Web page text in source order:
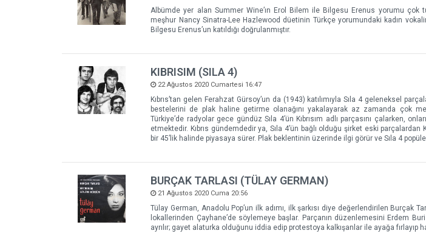
Albümde yer alan Summer Wine’ın Erol Bilem ile Bilgesu Erenus yorumu çok
meşhur Nancy Sinatra-Lee Hazlewood düetinin Türkçe yorumundaki kadın
Bilgesu Erenus’un katıldığı doğrulanmıştır.
KIBRISIM (SILA 4)
22 Ağustos 2020 Cumartesi 16:47
Kıbrıs’tan gelen Ferahzat Gürsoy’un da (1943) katılımıyla Sıla 4 geleneksel
bestelerini de plak haline getirme olanağını yakalayarak az zamanda çok
Türkiye’de radyolar gece gündüz Sıla 4’ün Kıbrısım adlı parçasını çalarken,
etmektedir. Kıbrıs gündemdedir ya, Sıla 4’ün bağlı olduğu şirket eski parçalardan
bir 45’lik halinde piyasaya sürer. Plak beklentinin üzerinde ilgi görür ve Sıla 4
BURÇAK TARLASI (TÜLAY GERMAN)
21 Ağustos 2020 Cuma 20:56
Tülay German, Anadolu Pop’un ilk adımı, ilk şarkısı diye değerlendirilen Burçak
lokallerinden Çayhane’de söylemeye başlar. Parçanın düzenlemesini Erdem Buri
ayrılır; gayet alaturka olduğunu iddia edip protestoya kalkışanlar ile ayağa fırlayıp